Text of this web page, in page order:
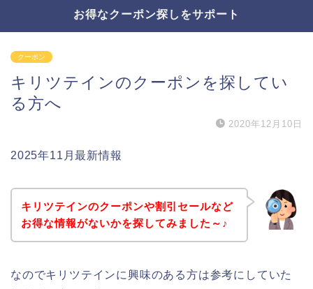
お得なクーポン探しをサポート
クーポン
キリツテインのクーポンを探してい
る方へ
2020年12月10日
2025年11月最新情報
キリツテインのクーポンや割引セールなど
お得な情報がないかを探してみました～♪
なのでキリツテインに興味のある方は参考にしていた